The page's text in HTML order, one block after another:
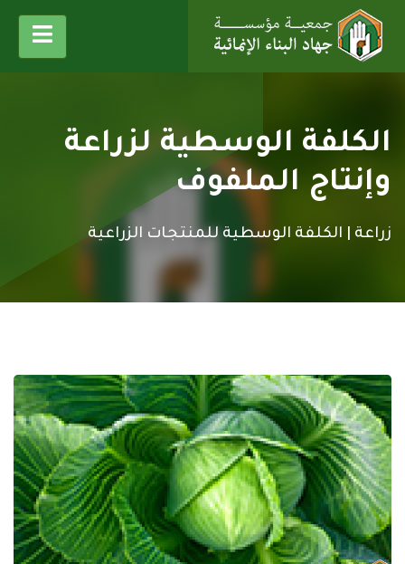
الكلفة الوسطية لزراعة
وإنتاج الملفوف
زراعة | الكلفة الوسطية للمنتجات الزراعية